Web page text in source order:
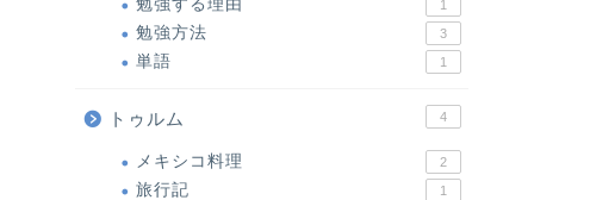
勉強する理由 1
勉強方法 3
単語 1
トゥルム 4
メキシコ料理 2
旅行記 1